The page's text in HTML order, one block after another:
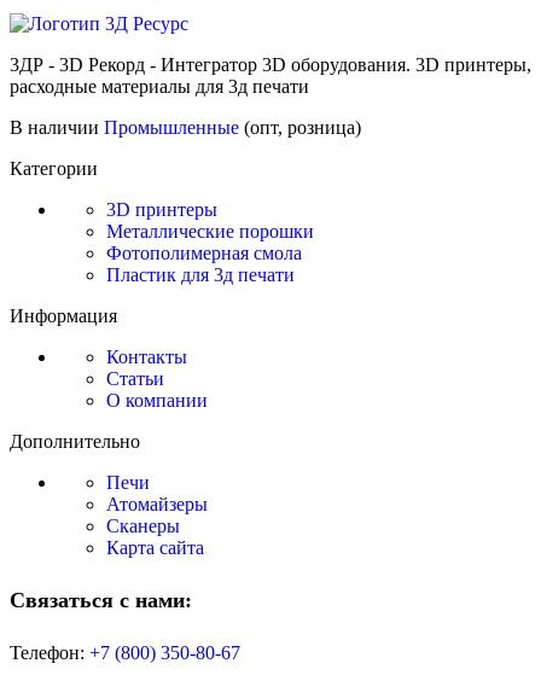
3ДР - 3D Рекорд - Интегратор 3D оборудования. 3D принтеры,
расходные материалы для 3д печати
В наличии Промышленные (опт, розница)
Категории
3D принтеры
Металлические порошки
Фотополимерная смола
Пластик для 3д печати
Информация
Контакты
Статьи
О компании
Дополнительно
Печи
Атомайзеры
Сканеры
Карта сайта
Связаться с нами:
Телефон: +7 (800) 350-80-67